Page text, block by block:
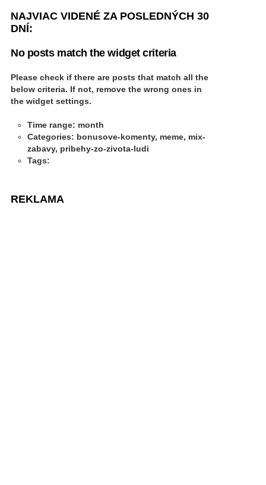
NAJVIAC VIDENÉ ZA POSLEDNÝCH 30
DNÍ:
No posts match the widget criteria
Please check if there are posts that match all the
below criteria. If not, remove the wrong ones in
the widget settings.
Time range: month
Categories: bonusove-komenty, meme, mix-
zabavy, pribehy-zo-zivota-ludi
Tags:
REKLAMA